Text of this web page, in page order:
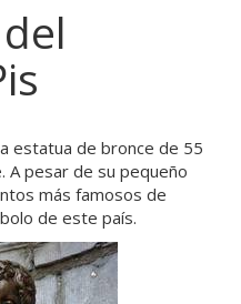
estatua de bronce de 55
A pesar de su pequeño
más famosos de
de este país.